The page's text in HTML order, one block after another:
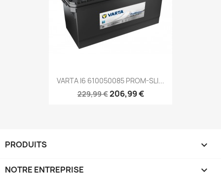
VARTA I6 610050085 PROM-SLI...
229,99 €206,99 €
PRODUITS 
NOTRE ENTREPRISE 